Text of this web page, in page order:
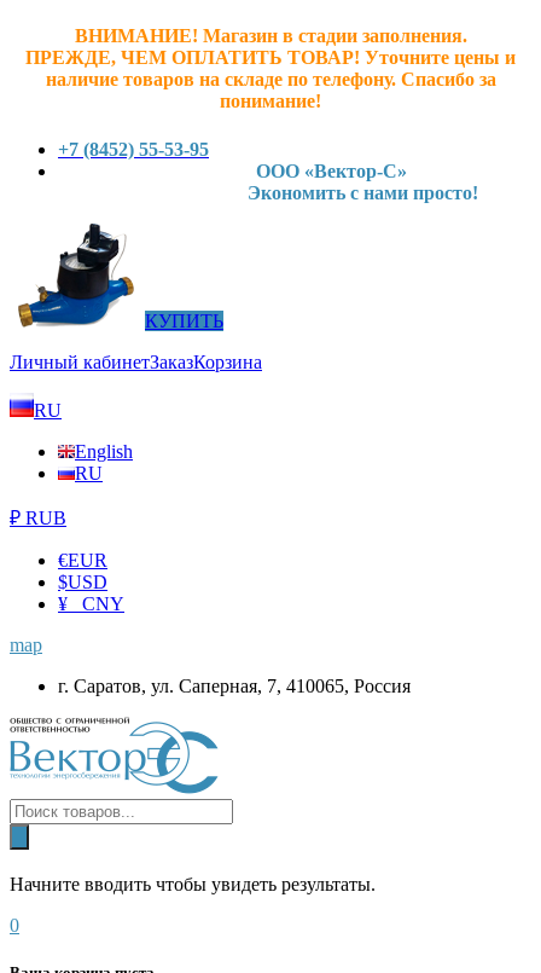
ВНИМАНИЕ! Магазин в стадии заполнения.
ПРЕЖДЕ, ЧЕМ ОПЛАТИТЬ ТОВАР! Уточните цены и
наличие товаров на складе по телефону. Спасибо за
понимание!
+7 (8452) 55-53-95
ООО «Вектор-С»
Экономить с нами просто!
КУПИТЬ
Личный кабинетЗаказКорзина
RU
English
RU
₽ RUB
€EUR
$USD
¥ CNY
map
г. Саратов, ул. Саперная, 7, 410065, Россия
Начните вводить чтобы увидеть результаты.
0